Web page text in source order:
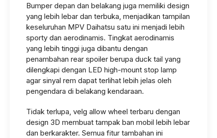
Bumper depan dan belakang juga memiliki design
yang lebih lebar dan terbuka, menjadikan tampilan
keseluruhan MPV Daihatsu satu ini menjadi lebih
sporty dan aerodinamis. Tingkat aerodinamis
yang lebih tinggi juga dibantu dengan
penambahan rear spoiler berupa duck tail yang
dilengkapi dengan LED high-mount stop lamp
agar sinyal rem dapat terlihat lebih jelas oleh
pengendara di belakang kendaraan.
Tidak terlupa, velg allow wheel terbaru dengan
design 3D membuat tampak ban mobil lebih lebar
dan berkarakter. Semua fitur tambahan ini